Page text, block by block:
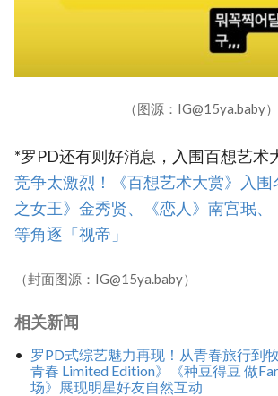
（图源：IG@15ya.baby）
*罗PD还有则好消息，入围百想艺术
竞争太激烈！《百想艺术大赏》入围
之女王》金秀贤、《恋人》南宫珉
等角逐「视帝」
（封面图源：IG@15ya.baby）
相关新闻
罗PD式综艺魅力再现！从青春旅行到
青春 Limited Edition》《种豆得豆 做
场》展现明星好友自然互动